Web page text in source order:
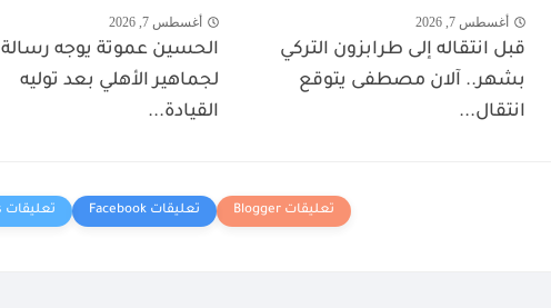
أغسطس 7, 2026
قبل انتقاله إلى طرابزون التركي
بشهر.. آلان مصطفى يتوقع
انتقال...
أغسطس 7, 2026
الحسين عموتة يوجه رسالة
لجماهير الأهلي بعد توليه
القيادة...